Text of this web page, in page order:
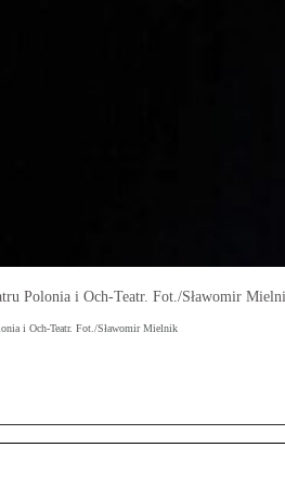
Polonia i Och-Teatr. Fot./Sławomir
i Och-Teatr. Fot./Sławomir Mielnik